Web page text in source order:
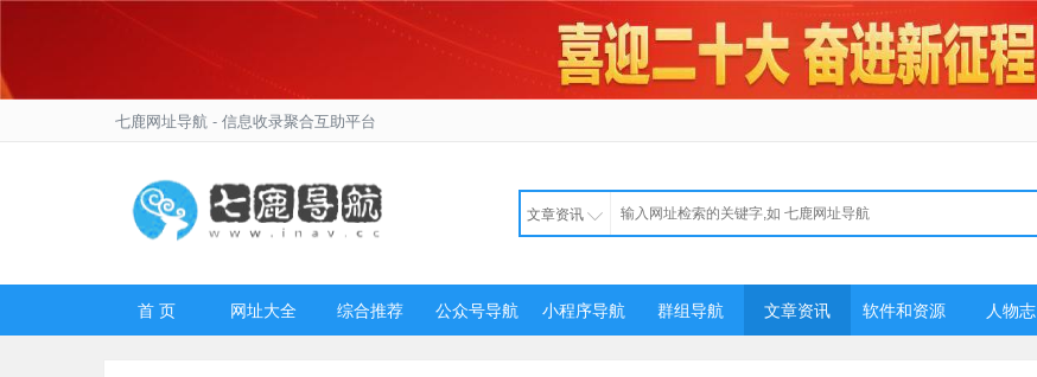
七鹿网址导航 - 信息收录聚合互助平台
文章资讯
首 页 网址大全 综合推荐 公众号导航 小程序导航 群组导航 文章资讯 软件和资源 人物志